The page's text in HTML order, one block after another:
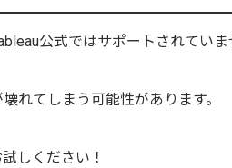
公式ではサポートされていま
れてしまう可能性があります。
しください！